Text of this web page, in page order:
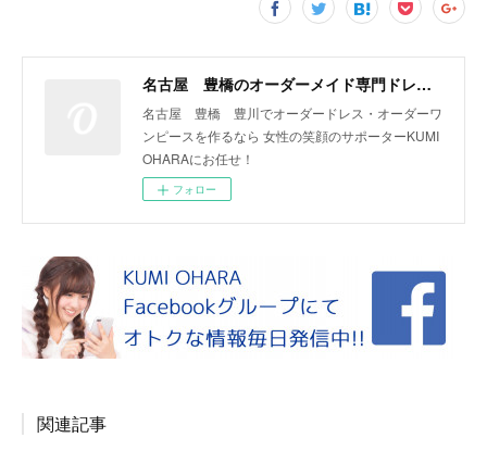
名古屋 豊橋のオーダーメイド専門ドレスデザイナー KUMI OHARA
名古屋 豊橋 豊川でオーダードレス・オーダーワ
ンピースを作るなら 女性の笑顔のサポーターKUMI
OHARAにお任せ！
フォロー
関連記事